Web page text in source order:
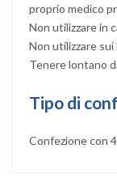
proprio medico
Non utilizzare in
Non utilizzare
Tenere lontano
Tipo di
Confezione con